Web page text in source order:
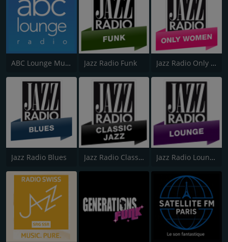
ABC Lounge Music Jazz Radio Funk Jazz Radio Only Women
Jazz Radio Blues Jazz Radio Classic Jazz Jazz Radio Lounge